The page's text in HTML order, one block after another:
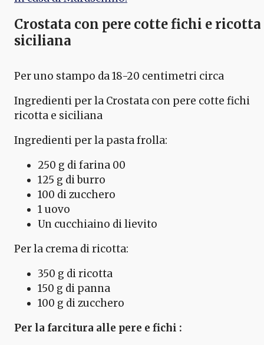
Crostata con pere cotte fichi e ricotta
siciliana
Per uno stampo da 18-20 centimetri circa
Ingredienti per la Crostata con pere cotte fichi
ricotta e siciliana
Ingredienti per la pasta frolla:
250 g di farina 00
125 g di burro
100 di zucchero
1 uovo
Un cucchiaino di lievito
Per la crema di ricotta:
350 g di ricotta
150 g di panna
100 g di zucchero
Per la farcitura alle pere e fichi :